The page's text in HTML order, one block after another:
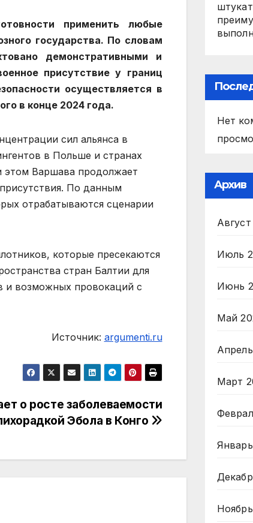
применить любые
государства. По словам
демонстративными и
присутствие у границ
осуществляется в
в конце 2024 года.
сил альянса в
в Польше и странах
этом Варшава продолжает
По данным
отрабатываются сценарии
которые пресекаются
стран Балтии для
и возможных провокаций с
Источник: argumenti.ru
о росте заболеваемости
Эбола в Конго
Нет
Архив
Июль
Июнь
Май
Март